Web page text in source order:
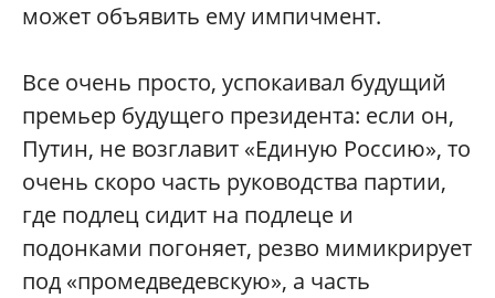
может объявить ему импичмент.
Все очень просто, успокаивал будущий
премьер будущего президента: если он,
Путин, не возглавит «Единую Россию», то
очень скоро часть руководства партии,
где подлец сидит на подлеце и
подонками погоняет, резво мимикрирует
под «промедведевскую», а часть